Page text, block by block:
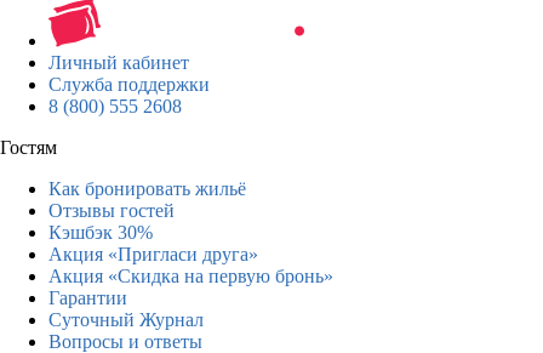
Личный кабинет
Служба поддержки
8 (800) 555 2608
Гостям
Как бронировать жильё
Отзывы гостей
Кэшбэк 30%
Акция «Пригласи друга»
Акция «Скидка на первую бронь»
Гарантии
Суточный Журнал
Вопросы и ответы